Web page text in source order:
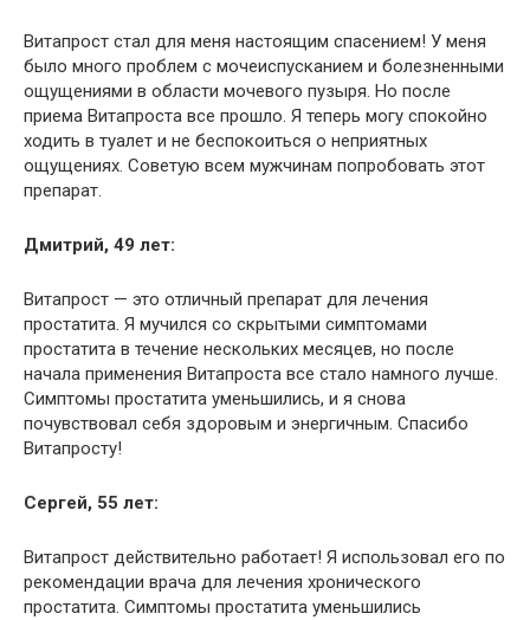
Витапрост стал для меня настоящим спасением! У меня
было много проблем с мочеиспусканием и болезненными
ощущениями в области мочевого пузыря. Но после
приема Витапроста все прошло. Я теперь могу спокойно
ходить в туалет и не беспокоиться о неприятных
ощущениях. Советую всем мужчинам попробовать этот
препарат.
Дмитрий, 49 лет:
Витапрост — это отличный препарат для лечения
простатита. Я мучился со скрытыми симптомами
простатита в течение нескольких месяцев, но после
начала применения Витапроста все стало намного лучше.
Симптомы простатита уменьшились, и я снова
почувствовал себя здоровым и энергичным. Спасибо
Витапросту!
Сергей, 55 лет:
Витапрост действительно работает! Я использовал его по
рекомендации врача для лечения хронического
простатита. Симптомы простатита уменьшились